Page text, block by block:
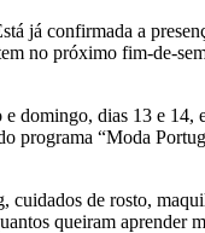
já confirmada a
no próximo fim-de-
domingo, dias 13 e 14,
programa “Moda
de rosto,
queiram aprender